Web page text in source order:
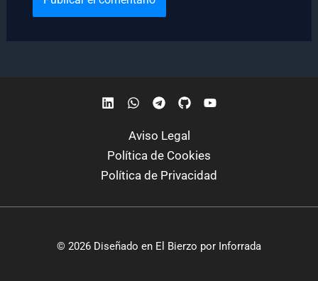
Aviso Legal
Política de Cookies
Política de Privacidad
© 2026 Diseñado en El Bierzo por Inforrada